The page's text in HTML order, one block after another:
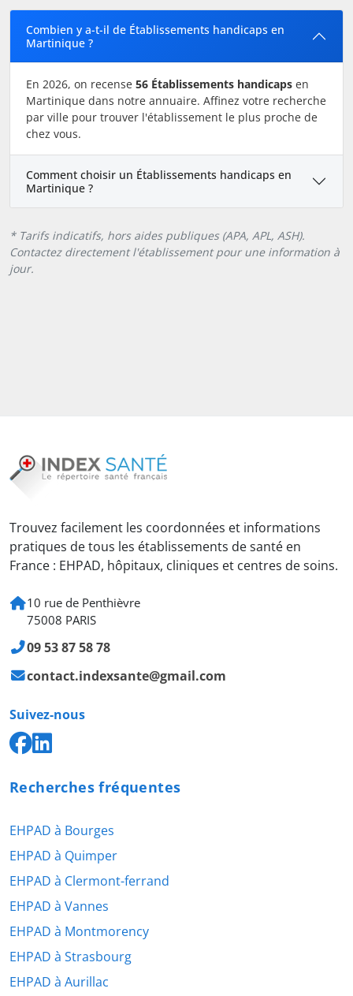
Combien y a-t-il de Établissements handicaps en
Martinique ?
En 2026, on recense 56 Établissements handicaps en
Martinique dans notre annuaire. Affinez votre recherche
par ville pour trouver l'établissement le plus proche de
chez vous.
Comment choisir un Établissements handicaps en
Martinique ?
* Tarifs indicatifs, hors aides publiques (APA, APL, ASH).
Contactez directement l'établissement pour une information à
jour.
Trouvez facilement les coordonnées et informations
pratiques de tous les établissements de santé en
France : EHPAD, hôpitaux, cliniques et centres de soins.
10 rue de Penthièvre
75008 PARIS
09 53 87 58 78
contact.indexsante@gmail.com
Suivez-nous
Recherches fréquentes
EHPAD à Bourges
EHPAD à Quimper
EHPAD à Clermont-ferrand
EHPAD à Vannes
EHPAD à Montmorency
EHPAD à Strasbourg
EHPAD à Aurillac